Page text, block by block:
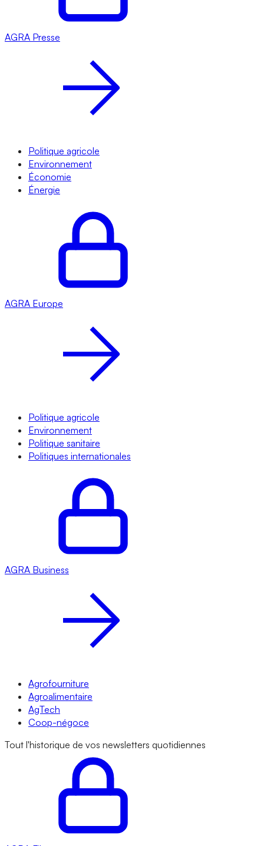
AGRA Presse
Politique agricole
Environnement
Économie
Énergie
AGRA Europe
Politique agricole
Environnement
Politique sanitaire
Politiques internationales
AGRA Business
Agrofourniture
Agroalimentaire
AgTech
Coop-négoce
Tout l'historique de vos newsletters quotidiennes